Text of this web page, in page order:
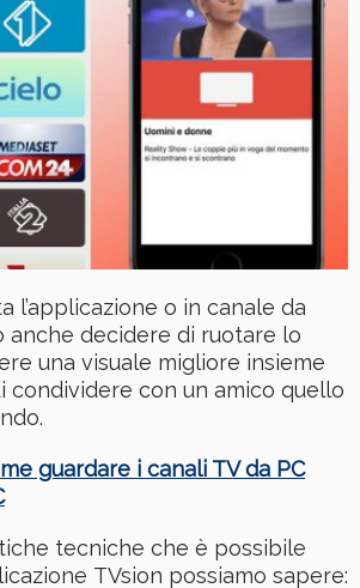
l’applicazione o in canale da
decidere di ruotare lo
una visuale migliore insieme
condividere con un amico quello
guardare i canali TV da PC
tecniche che è possibile
TVsion possiamo sapere: